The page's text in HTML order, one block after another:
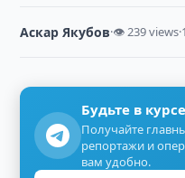
Аскар Якубов·👁 239 views·
Будьте в
Получайте
репортажи и
вам удобно.